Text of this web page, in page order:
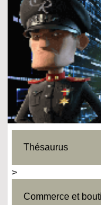
Thésaurus
>
Commerce et